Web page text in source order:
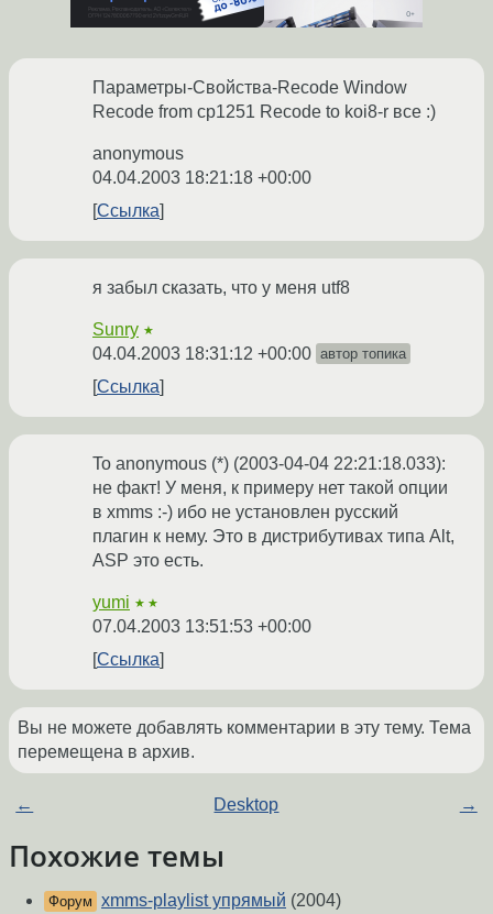
Параметры-Свойства-Recode Window
Recode from cp1251 Recode to koi8-r все :)
anonymous
04.04.2003 18:21:18 +00:00
Ссылка
я забыл сказать, что у меня utf8
Sunry ★
04.04.2003 18:31:12 +00:00 автор топика
Ссылка
To anonymous (*) (2003-04-04 22:21:18.033):
не факт! У меня, к примеру нет такой опции
в xmms :-) ибо не установлен русский
плагин к нему. Это в дистрибутивах типа Alt,
ASP это есть.
yumi ★★
07.04.2003 13:51:53 +00:00
Ссылка
Вы не можете добавлять комментарии в эту тему. Тема
перемещена в архив.
← Desktop →
Похожие темы
Форум xmms-playlist упрямый (2004)